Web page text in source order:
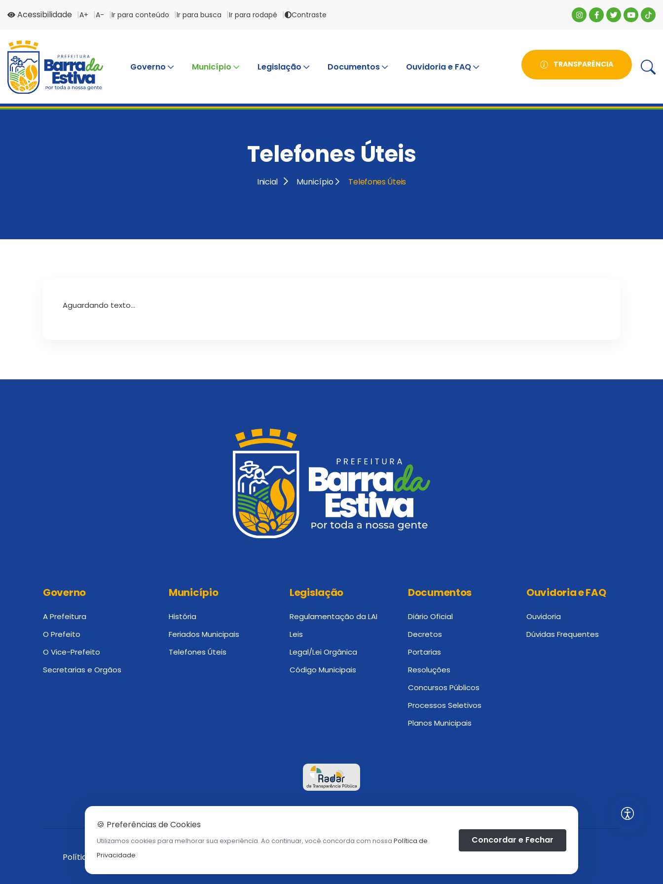
Acessibilidade A+ A- Ir para conteúdo Ir para busca Ir para rodapé Contraste
Governo Município Legislação Documentos Ouvidoria e FAQ TRANSPARÊNCIA
Telefones Úteis
Inicial Município Telefones Úteis
Aguardando texto...
Governo
A Prefeitura
O Prefeito
O Vice-Prefeito
Secretarias e Orgãos
Município
História
Feriados Municipais
Telefones Úteis
Legislação
Regulamentação da LAI
Leis
Legal/Lei Orgânica
Código Municipais
Documentos
Diário Oficial
Decretos
Portarias
Resoluções
Concursos Públicos
Processos Seletivos
Planos Municipais
Ouvidoria e FAQ
Ouvidoria
Dúvidas Frequentes
Política de Privacidade
🍪 Preferências de Cookies
Utilizamos cookies para melhorar sua experiência. Ao continuar, você concorda com nossa Política de
Privacidade.
Concordar e Fechar